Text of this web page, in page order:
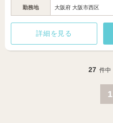
勤務地 大阪府 大阪市西区
詳細を見る
27 件中
1